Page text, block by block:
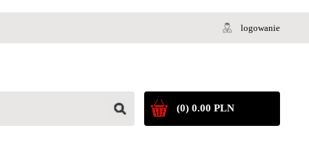
logowanie
(0) 0.00 PLN